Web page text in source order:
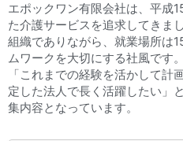
エポックワン有限会社は、平成
た介護サービスを追求してきま
組織でありながら、就業場所は
ムワークを大切にする社風です。
「これまでの経験を活かして計
定した法人で長く活躍したい」
集内容となっています。